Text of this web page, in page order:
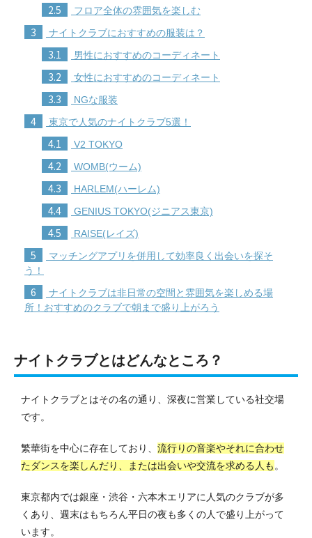
2.5 フロア全体の雰囲気を楽しむ
3 ナイトクラブにおすすめの服装は？
3.1 男性におすすめのコーディネート
3.2 女性におすすめのコーディネート
3.3 NGな服装
4 東京で人気のナイトクラブ5選！
4.1 V2 TOKYO
4.2 WOMB(ウーム)
4.3 HARLEM(ハーレム)
4.4 GENIUS TOKYO(ジニアス東京)
4.5 RAISE(レイズ)
5
マッチングアプリを併用して効率良く出会いを探そ
う！
6
ナイトクラブは非日常の空間と雰囲気を楽しめる場
所！おすすめのクラブで朝まで盛り上がろう
ナイトクラブとはどんなところ？
ナイトクラブとはその名の通り、深夜に営業している社交場
です。
繁華街を中心に存在しており、 流行りの音楽やそれに合わせ
たダンスを楽しんだり、または出会いや交流を求める人も 。
東京都内では銀座・渋谷・六本木エリアに人気のクラブが多
くあり、週末はもちろん平日の夜も多くの人で盛り上がって
います。